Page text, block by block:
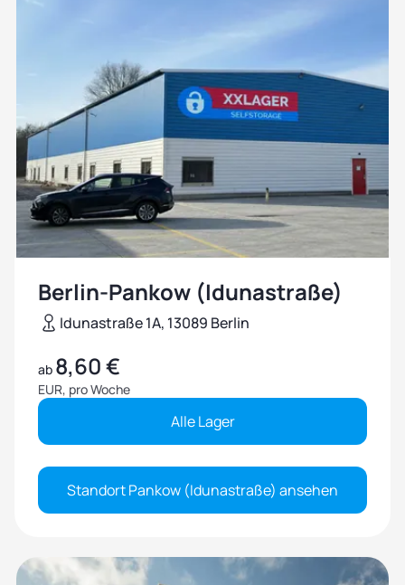
Berlin-Pankow (Idunastraße)
Idunastraße 1A, 13089 Berlin
ab 8,60 €
EUR, pro Woche
Alle Lager
Standort Pankow (Idunastraße) ansehen